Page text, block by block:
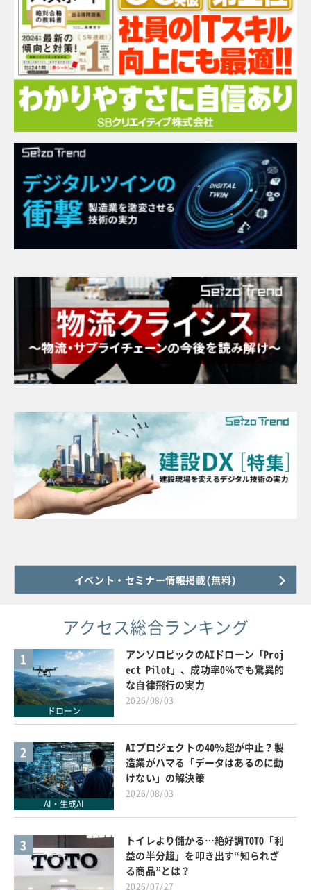
イベント・セミナー情報掲載(無料)
アクセス総合ランキング
1
ドローン
アンソロピックのAIドローン「Proj
ect Pilot」、成功率0％でも驚異的
な自律飛行の実力
2026/08/03
2
AI・生成AI
AIプロジェクトの40％超が中止？製
造業がハマる「データはあるのに動
けない」の解決策
2026/08/03
3
トイレより儲かる…絶好調TOTO「利
益の半分超」を叩き出す“知られざ
る商品”とは？
2026/07/27